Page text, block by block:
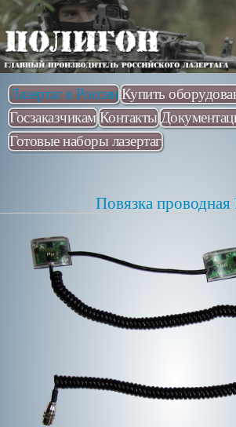
Лазертаг в России Купить
Госзаказчикам Контакты
Готовые наборы лазертаг
Повязка